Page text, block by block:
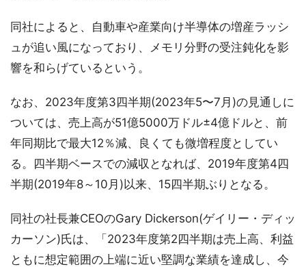
同社によると、自動車や産業向け半導体の増産ラッシ
ュが追い風になっており、メモリ分野の受注鈍化を影
響を和らげているという。
なお、2023年度第3四半期(2023年5〜7月)の見通しに
ついては、売上高が51億5000万ドル±4億ドルと、前
年同期比で最大12％減、良くても微増程度としてい
る。四半期ベースでの減収となれば、2019年度第4四
半期(2019年8～10月)以来、15四半期ぶりとなる。
同社の社長兼CEOのGary Dickerson(ゲイリー・ディッ
カーソン)氏は、「2023年度第2四半期は売上高、利益
ともに想定範囲の上端に近い堅調な業績を達成し、今